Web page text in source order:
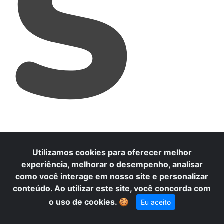
Utilizamos cookies para oferecer melhor
experiência, melhorar o desempenho, analisar
como você interage em nosso site e personalizar
conteúdo. Ao utilizar este site, você concorda com
o uso de cookies. 🍪 Eu aceito